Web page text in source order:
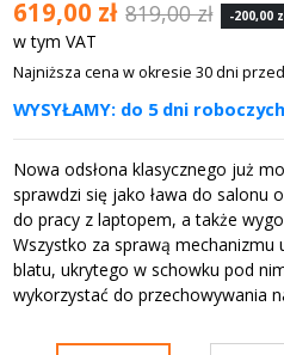
619,00 zł 819,00 zł -200,00
w tym VAT
Najniższa cena w okresie 30 dni
WYSYŁAMY: do 5 dni roboczych
Nowa odsłona klasycznego już
sprawdzi się jako ława do salonu
do pracy z laptopem, a także
Wszystko za sprawą
blatu, ukrytego w schowku pod
wykorzystać do przechowywania